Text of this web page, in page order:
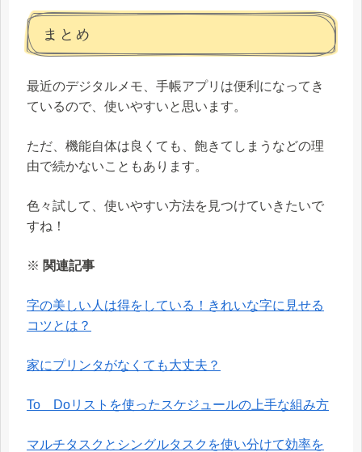
まとめ
最近のデジタルメモ、手帳アプリは便利になってき
ているので、使いやすいと思います。
ただ、機能自体は良くても、飽きてしまうなどの理
由で続かないこともあります。
色々試して、使いやすい方法を見つけていきたいで
すね！
※ 関連記事
字の美しい人は得をしている！きれいな字に見せる
コツとは？
家にプリンタがなくても大丈夫？
To Doリストを使ったスケジュールの上手な組み方
マルチタスクとシングルタスクを使い分けて効率を